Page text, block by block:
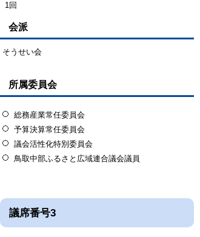
1回
会派
そうせい会
所属委員会
総務産業常任委員会
予算決算常任委員会
議会活性化特別委員会
鳥取中部ふるさと広域連合議会議員
議席番号3